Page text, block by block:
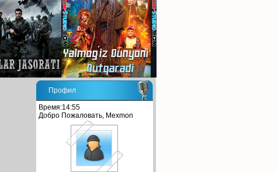
Профил
Время:14:55
Добро Пожаловать, Mexmon